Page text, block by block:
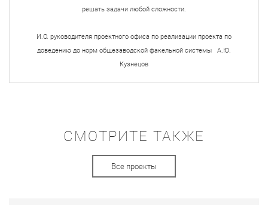
решать задачи любой сложности.
И.О. руководителя проектного офиса по реализации проекта по
доведению до норм общезаводской факельной системы А.Ю.
Кузнецов
СМОТРИТЕ ТАКЖЕ
Все проекты